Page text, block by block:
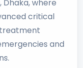
Dhaka, where
critical
and